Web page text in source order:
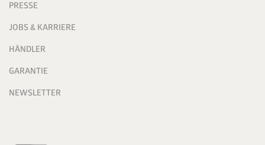
PRESSE
JOBS & KARRIERE
HÄNDLER
GARANTIE
NEWSLETTER